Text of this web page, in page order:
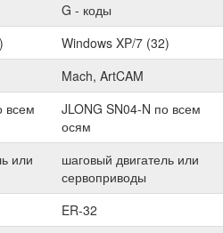
G - коды
Windows XP/7 (32)
Mach, ArtCAM
всем
JLONG SN04-N по всем
осям
или
шаговый двигатель или
сервоприводы
ER-32